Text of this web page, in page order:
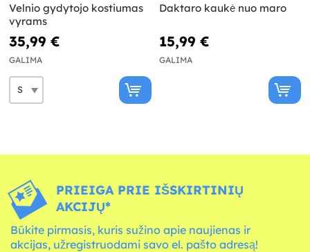
Velnio gydytojo kostiumas
vyrams
35,99 €
GALIMA
Daktaro kaukė nuo maro
15,99 €
GALIMA
PRIEIGA PRIE IŠSKIRTINIŲ
AKCIJŲ*
Būkite pirmasis, kuris sužino apie naujienas ir
akcijas, užregistruodami savo el. pašto adresą!